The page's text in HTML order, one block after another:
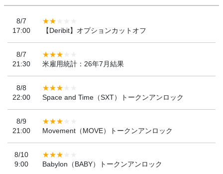
8/7
17:00
【Deribit】オプションカットオフ
8/7
21:30
米雇用統計：26年7月結果
8/8
22:00
Space and Time（SXT）トークンアンロック
8/9
21:00
Movement（MOVE）トークンアンロック
8/10
9:00
Babylon（BABY）トークンアンロック